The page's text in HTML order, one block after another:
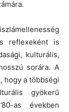
reflexeként is
kulturális,
sorára. A
hogy a többségi
gyökerű
as években